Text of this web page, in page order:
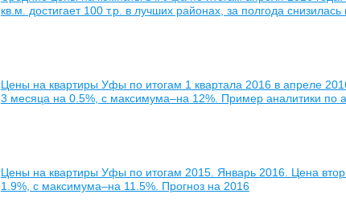
кв.м. достигает 100 т.р. в лучших районах, за полгода
Цены на квартиры Уфы по итогам 1 квартала 2016 в апреле
3 месяца на 0.5%, с максимума–на 12%. Пример аналитики по
Цены на квартиры Уфы по итогам 2015. Январь 2016. Цена
1.9%, с максимума–на 11.5%. Прогноз на 2016